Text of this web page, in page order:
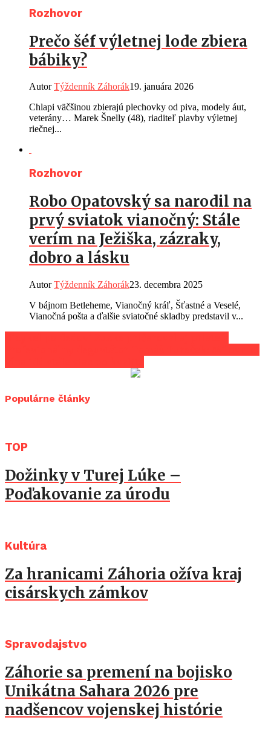
Rozhovor
Prečo šéf výletnej lode zbiera
bábiky?
AutorTýždenník Záhorák19. januára 2026
Chlapi väčšinou zbierajú plechovky od piva, modely áut,
veterány… Marek Šnelly (48), riaditeľ plavby výletnej
riečnej...
Rozhovor
Robo Opatovský sa narodil na
prvý sviatok vianočný: Stále
verím na Ježiška, zázraky,
dobro a lásku
AutorTýždenník Záhorák23. decembra 2025
V bájnom Betleheme, Vianočný kráľ, Šťastné a Veselé,
Vianočná pošta a ďalšie sviatočné skladby predstavil v...
Populárne články
TOP
Dožinky v Turej Lúke –
Poďakovanie za úrodu
Kultúra
Za hranicami Záhoria ožíva kraj
cisárskych zámkov
Spravodajstvo
Záhorie sa premení na bojisko
Unikátna Sahara 2026 pre
nadšencov vojenskej histórie